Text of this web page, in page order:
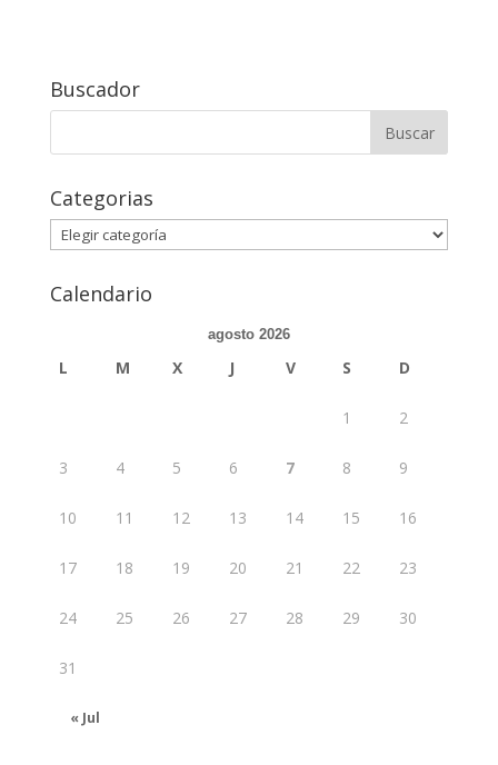
Buscador
Categorias
Categorias
Calendario
agosto 2026
L M X J V S D
« Jul
1 2
3 4 5 6 7 8 9
10 11 12 13 14 15 16
17 18 19 20 21 22 23
24 25 26 27 28 29 30
31